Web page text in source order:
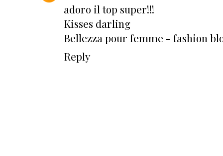
adoro il top super!!!
Kisses darling
Bellezza pour femme - fashion
Reply